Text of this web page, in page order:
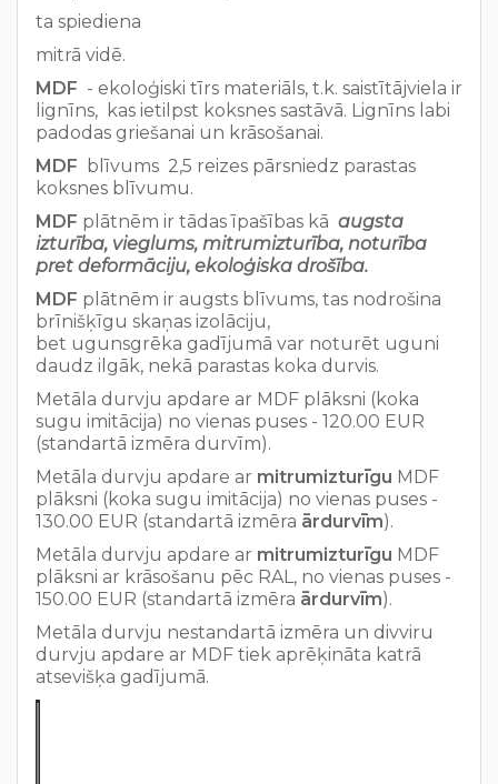
ta spiediena
mitrā vidē.
MDF - ekoloģiski tīrs materiāls, t.k. saistītājviela ir
lignīns, kas ietilpst koksnes sastāvā. Lignīns labi
padodas griešanai un krāsošanai.
MDF blīvums 2,5 reizes pārsniedz parastas
koksnes blīvumu.
MDF plātnēm ir tādas īpašības kā augsta
izturība, vieglums, mitrumizturība, noturība
pret deformāciju, ekoloģiska drošība.
MDF plātnēm ir augsts blīvums, tas nodrošina
brīnišķīgu skaņas izolāciju,
bet ugunsgrēka gadījumā var noturēt uguni
daudz ilgāk, nekā parastas koka durvis.
Metāla durvju apdare ar MDF plāksni (koka
sugu imitācija) no vienas puses - 120.00 EUR
(standartā izmēra durvīm).
Metāla durvju apdare ar mitrumizturīgu MDF
plāksni (koka sugu imitācija) no vienas puses -
130.00 EUR (standartā izmēra ārdurvīm).
Metāla durvju apdare ar mitrumizturīgu MDF
plāksni ar krāsošanu pēc RAL, no vienas puses -
150.00 EUR (standartā izmēra ārdurvīm).
Metāla durvju nestandartā izmēra un divviru
durvju apdare ar MDF tiek aprēķināta katrā
atsevišķa gadījumā.